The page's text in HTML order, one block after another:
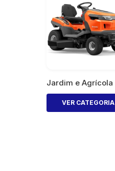
Jardim e Agrícola
VER CATEGORIA